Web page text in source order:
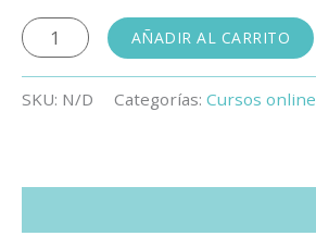
Online
Conversation
-
Francés
AÑADIR AL CARRITO
SKU: N/D Categorías: Cursos online